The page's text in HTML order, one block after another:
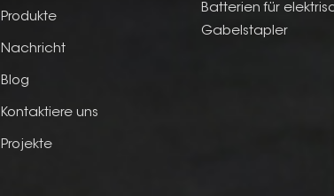
Produkte
Nachricht
Blog
Kontaktiere uns
Projekte
Batterien für
Gabelstapler